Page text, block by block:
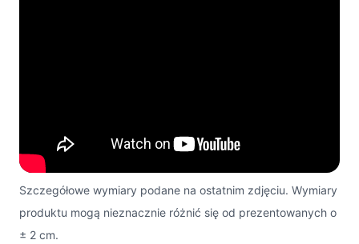
Szczegółowe wymiary podane na ostatnim zdjęciu. Wymiary
produktu mogą nieznacznie różnić się od prezentowanych o
± 2 cm.